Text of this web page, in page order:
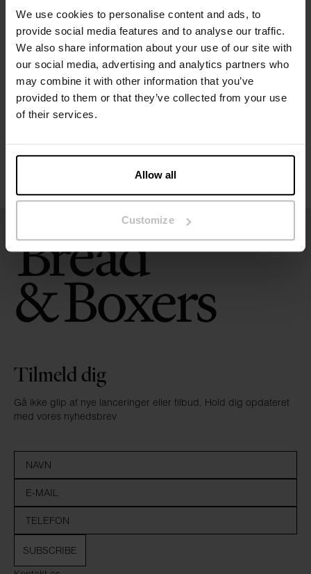
We use cookies to personalise content and ads, to
provide social media features and to analyse our traffic.
We also share information about your use of our site with
our social media, advertising and analytics partners who
may combine it with other information that you’ve
provided to them or that they’ve collected from your use
of their services.
Allow all
Customize
Specifikation
Størrelsesguide
Tilmeld dig
Gå ikke glip af nye lanceringer eller tilbud. Hold dig opdateret
med vores nyhedsbrev
SUBSCRIBE